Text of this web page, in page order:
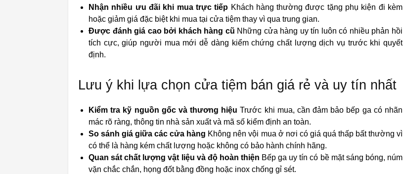
Nhận nhiều ưu đãi khi mua trực tiếp Khách hàng thường được tặng phụ kiện đi kèm
hoặc giảm giá đặc biệt khi mua tại cửa tiệm thay vì qua trung gian.
Được đánh giá cao bởi khách hàng cũ Những cửa hàng uy tín luôn có nhiều phản hồi
tích cực, giúp người mua mới dễ dàng kiểm chứng chất lượng dịch vụ trước khi quyết
định.
Lưu ý khi lựa chọn cửa tiệm bán giá rẻ và uy tín nhất
Kiểm tra kỹ nguồn gốc và thương hiệu Trước khi mua, cần đảm bảo bếp ga có nhãn
mác rõ ràng, thông tin nhà sản xuất và mã số kiểm định an toàn.
So sánh giá giữa các cửa hàng Không nên vội mua ở nơi có giá quá thấp bất thường vì
có thể là hàng kém chất lượng hoặc không có bảo hành chính hãng.
Quan sát chất lượng vật liệu và độ hoàn thiện Bếp ga uy tín có bề mặt sáng bóng, núm
vặn chắc chắn, họng đốt bằng đồng hoặc inox chống gỉ sét.